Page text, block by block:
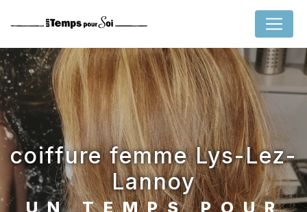
coiffure femme Lys-Lez-
Lannoy
UN TEMPS POUR